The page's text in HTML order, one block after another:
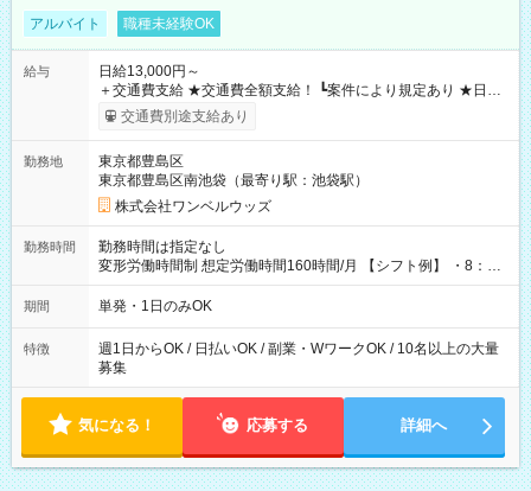
アルバイト 職種未経験OK
給与
日給13,000円～
＋交通費支給 ★交通費全額支給！ ┗案件により規定あり ★日払
いOK！（規定あり） ┗働いたその日に現金GET♪ お仕事後はコ
ンビニATMから 日払い分を引き落とせます！ 【試用期間】試
交通費別途支給あり
勤務地
東京都豊島区
東京都豊島区南池袋（最寄り駅：池袋駅）
株式会社ワンベルウッズ
勤務時間
勤務時間は指定なし
変形労働時間制 想定労働時間160時間/月 【シフト例】 ・8：00
～21：00
期間 単発・1日のみOK
特徴
週1日からOK / 日払いOK / 副業・WワークOK / 10名以上の大量
募集
気になる！ 応募する 詳細へ